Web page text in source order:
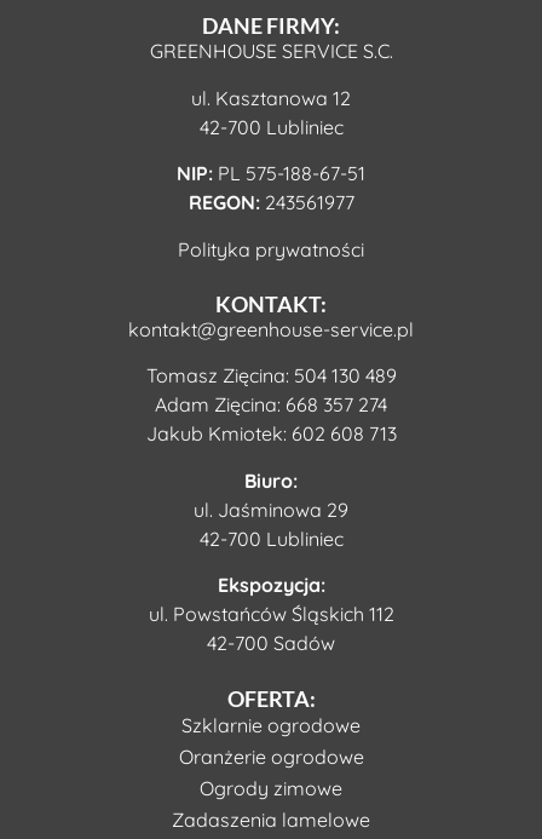
DANE FIRMY:
GREENHOUSE SERVICE S.C.
ul. Kasztanowa 12
42-700 Lubliniec
NIP: PL 575-188-67-51
REGON:243561977
Polityka prywatności
KONTAKT:
kontakt@greenhouse-service.pl
Tomasz Zięcina: 504 130 489
Adam Zięcina: 668 357 274
Jakub Kmiotek: 602 608 713
Biuro:
ul. Jaśminowa 29
42-700 Lubliniec
Ekspozycja:
ul. Powstańców Śląskich 112
42-700 Sadów
OFERTA:
Szklarnie ogrodowe
Oranżerie ogrodowe
Ogrody zimowe
Zadaszenia lamelowe